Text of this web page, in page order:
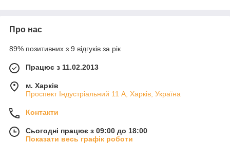
Про нас
89% позитивних з 9 відгуків за рік
Працює з 11.02.2013
м. Харків
Проспект Індустріальний 11 А, Харків, Україна
Контакти
Сьогодні працює з 09:00 до 18:00
Показати весь графік роботи